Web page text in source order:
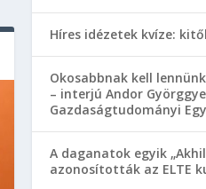
Híres idézetek kvíze:
Okosabbnak kell
– interjú Andor
Gazdaságtudományi
A daganatok egyik
azonosították az ELTE